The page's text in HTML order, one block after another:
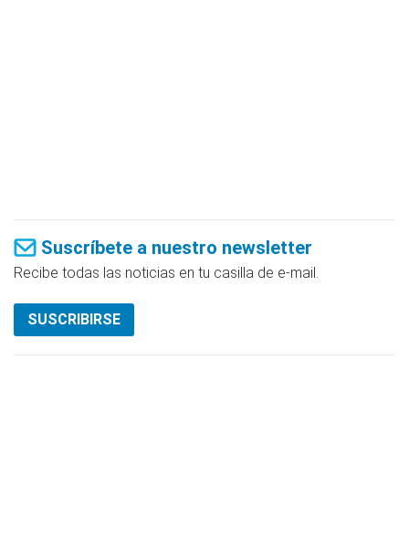
Suscríbete a nuestro newsletter
Recibe todas las noticias en tu casilla de e-mail.
SUSCRIBIRSE